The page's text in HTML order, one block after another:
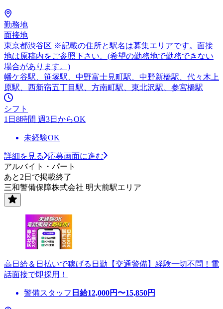
勤務地
面接地
東京都渋谷区 ※記載の住所と駅名は募集エリアです。面接
地は原稿内をご参照下さい。(希望の勤務地で勤務できない
場合があります。)
幡ケ谷駅、笹塚駅、中野富士見町駅、中野新橋駅、代々木上
原駅、西新宿五丁目駅、方南町駅、東北沢駅、参宮橋駅
シフト
1日8時間 週3日からOK
未経験OK
詳細を見る
応募画面に進む
アルバイト・パート
あと2日で掲載終了
三和警備保障株式会社 明大前駅エリア
高日給＆日払いで稼げる日勤【交通警備】経験一切不問！電
話面接で即採用！
警備スタッフ 日給12,000円〜15,850円